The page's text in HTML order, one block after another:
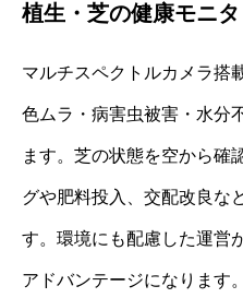
植生・芝の健康モニ
マルチスペクトルカメラ搭
色ムラ・病害虫被害・水分
ます。芝の状態を空から確
グや肥料投入、交配改良な
す。環境にも配慮した運営
アドバンテージになります。